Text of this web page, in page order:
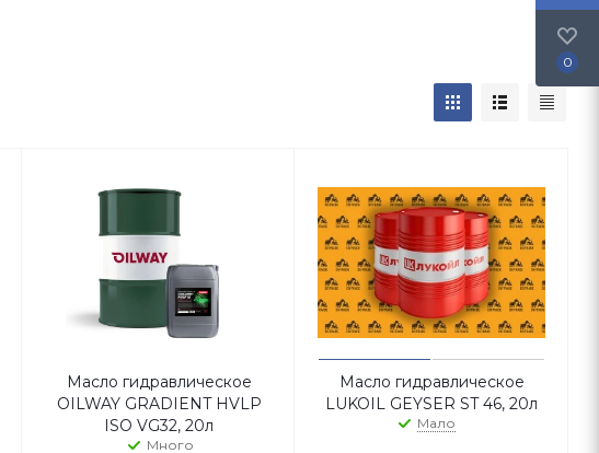
Масло гидравлическое
OILWAY GRADIENT HVLP
ISO VG32, 20л
Много
Масло гидравлическое
LUKOIL GEYSER ST 46, 20л
Мало
0